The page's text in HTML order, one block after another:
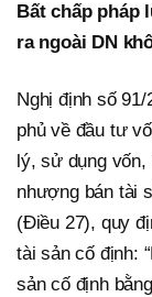
Bất chấp pháp
ra ngoài DN
Nghị định số
phủ về đầu tư
lý, sử dụng
nhượng bán tài
(Điều 27), quy
tài sản cố định:
sản cố định